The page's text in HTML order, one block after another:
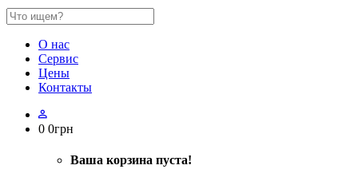
О нас
Сервис
Цены
Контакты
0 0грн
Ваша корзина пуста!